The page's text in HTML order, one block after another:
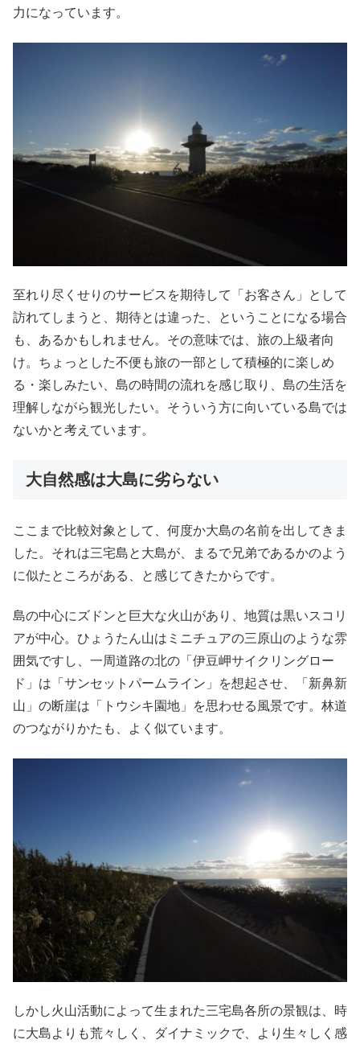
力になっています。
至れり尽くせりのサービスを期待して「お客さん」として
訪れてしまうと、期待とは違った、ということになる場合
も、あるかもしれません。その意味では、旅の上級者向
け。ちょっとした不便も旅の一部として積極的に楽しめ
る・楽しみたい、島の時間の流れを感じ取り、島の生活を
理解しながら観光したい。そういう方に向いている島では
ないかと考えています。
大自然感は大島に劣らない
ここまで比較対象として、何度か大島の名前を出してきま
した。それは三宅島と大島が、まるで兄弟であるかのよう
に似たところがある、と感じてきたからです。
島の中心にズドンと巨大な火山があり、地質は黒いスコリ
アが中心。ひょうたん山はミニチュアの三原山のような雰
囲気ですし、一周道路の北の「伊豆岬サイクリングロー
ド」は「サンセットパームライン」を想起させ、「新鼻新
山」の断崖は「トウシキ園地」を思わせる風景です。林道
のつながりかたも、よく似ています。
しかし火山活動によって生まれた三宅島各所の景観は、時
に大島よりも荒々しく、ダイナミックで、より生々しく感